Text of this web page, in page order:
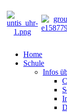
Home
Schule
Infos